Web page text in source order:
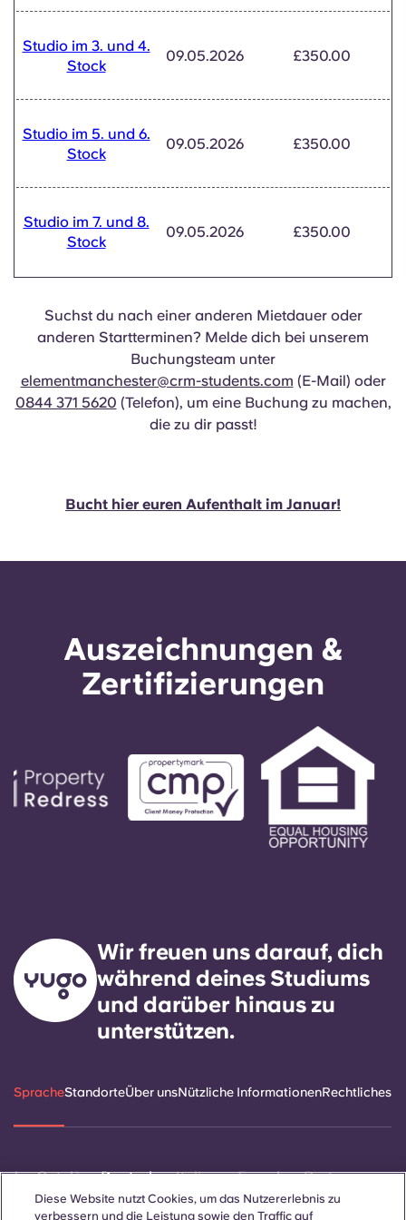
Portuguese
Studio im 3. und 4.
Stock
09.05.2026 £350.00
Studio im 5. und 6.
Stock
09.05.2026 £350.00
Studio im 7. und 8.
Stock
09.05.2026 £350.00
Suchst du nach einer anderen Mietdauer oder
anderen Startterminen? Melde dich bei unserem
Buchungsteam unter
elementmanchester@crm-students.com (E-Mail) oder
0844 371 5620 (Telefon), um eine Buchung zu machen,
die zu dir passt!
Bucht hier euren Aufenthalt im Januar!
Auszeichnungen &
Zertifizierungen
Wir freuen uns darauf, dich
während deines Studiums
und darüber hinaus zu
unterstützen.
SpracheStandorteÜber unsNützliche InformationenRechtliches
Català Deutsch Italian French Portuguese
Diese Website nutzt Cookies, um das Nutzererlebnis zu
verbessern und die Leistung sowie den Traffic auf